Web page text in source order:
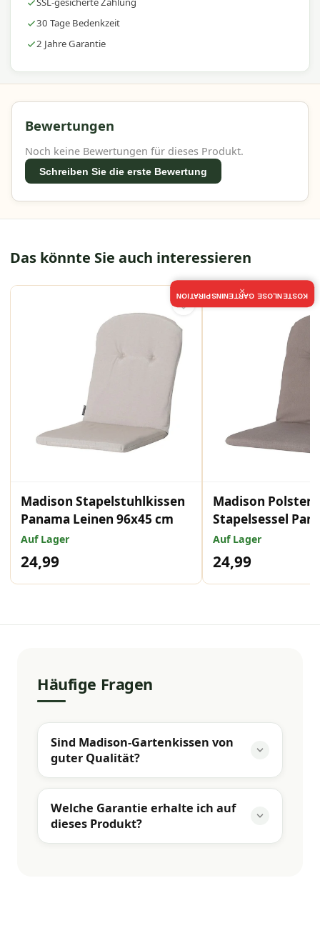
30 Tage Bedenkzeit
2 Jahre Garantie
Bewertungen
Noch keine Bewertungen für dieses Produkt.
Schreiben Sie die erste Bewertung
Das könnte Sie auch interessieren
Madison Stapelstuhlkissen
Panama Leinen 96x45 cm
Auf Lager
24,99
Madison Polster
Stapelsessel
96x45 cm
Auf Lager
24,99
Häufige Fragen
Sind Madison-Gartenkissen von
guter Qualität?
Welche Garantie erhalte ich auf
dieses Produkt?
KOSTENLOSE GARTENINSPIRATION
×